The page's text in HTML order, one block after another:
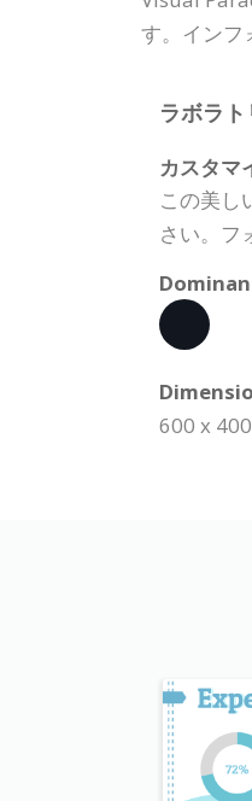
す。インフ
ラボラ
カスタマ
この美し
さい。フ
600 x